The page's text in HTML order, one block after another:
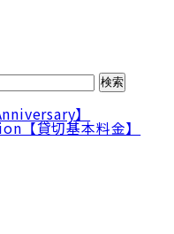
】
【貸切基本料金】